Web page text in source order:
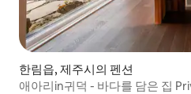
한림읍, 제주시의 펜션
애아리in귀덕 - 바다를 담은 집